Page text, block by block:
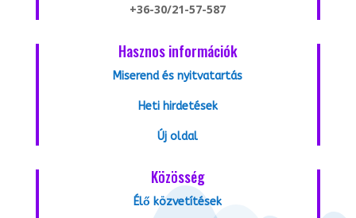
+36-30/21-57-587
Hasznos információk
Miserend és nyitvatartás
Heti hirdetések
Új oldal
Közösség
Élő közvetítések